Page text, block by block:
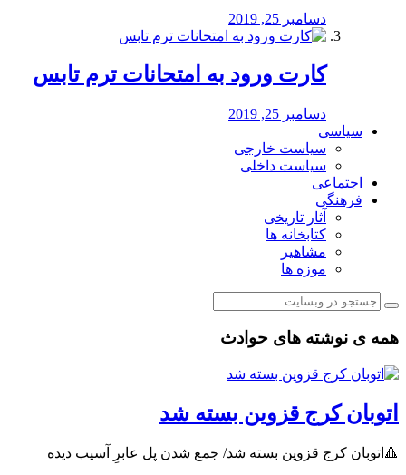
دسامبر 25, 2019
کارت ورود به امتحانات ترم تابس
دسامبر 25, 2019
سیاسی
سیاست خارجی
سیاست داخلی
اجتماعی
فرهنگی
آثار تاریخی
کتابخانه ها
مشاهیر
موزه ها
همه ی نوشته های حوادث
اتوبان کرج قزوین بسته شد
🔺اتوبان کرج قزوین بسته شد/ جمع شدن پل عابرِ آسیب دیده